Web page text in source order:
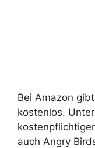
Bei Amazon
kostenlos.
auch Angry